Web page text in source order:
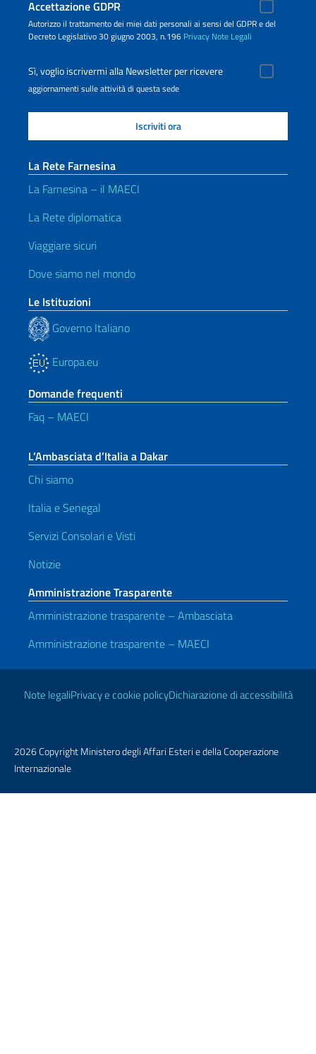
Accettazione GDPR
Autorizzo il trattamento dei miei dati personali ai sensi del GDPR e del
Decreto Legislativo 30 giugno 2003, n.196 Privacy Note Legali
Sì, voglio iscrivermi alla Newsletter per ricevere
aggiornamenti sulle attività di questa sede
La Rete Farnesina
La Farnesina – il MAECI
La Rete diplomatica
Viaggiare sicuri
Dove siamo nel mondo
Le Istituzioni
Governo Italiano
Europa.eu
Domande frequenti
Faq – MAECI
L’Ambasciata d’Italia a Dakar
Chi siamo
Italia e Senegal
Servizi Consolari e Visti
Notizie
Amministrazione Trasparente
Amministrazione trasparente – Ambasciata
Amministrazione trasparente – MAECI
Link Utili
Note legaliPrivacy e cookie policyDichiarazione di accessibilità
2026 Copyright Ministero degli Affari Esteri e della Cooperazione
Internazionale